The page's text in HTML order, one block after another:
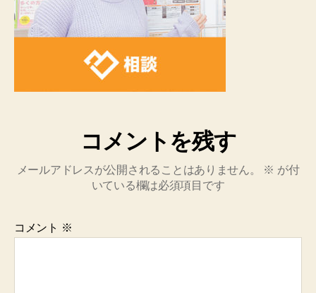
コメントを残す
メールアドレスが公開されることはありません。 ※ が付
いている欄は必須項目です
コメント ※